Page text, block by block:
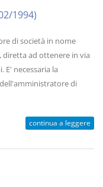
1994)
di società in nome
diretta ad ottenere in via
E' necessaria la
di
continua a leggere